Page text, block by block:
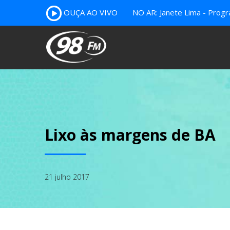
OUÇA AO VIVO NO AR: Janete Lima -
Lixo às margens de BA
21 julho 2017